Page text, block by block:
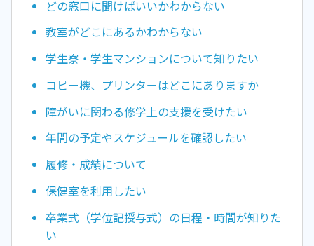
どの窓口に聞けばいいかわからない
教室がどこにあるかわからない
学生寮・学生マンションについて知りたい
コピー機、プリンターはどこにありますか
障がいに関わる修学上の支援を受けたい
年間の予定やスケジュールを確認したい
履修・成績について
保健室を利用したい
卒業式（学位記授与式）の日程・時間が知りた
い